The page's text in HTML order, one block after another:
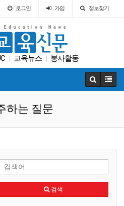
로그인 가입 정보찾기
교육뉴스 봉사활동
부 ACT 가주교육신문
하는 질문
검색